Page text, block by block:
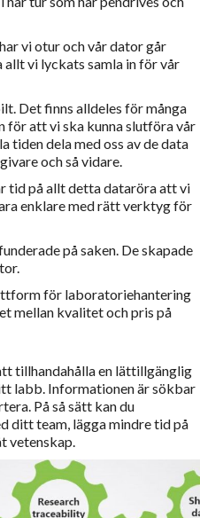
vi otur och vår dator går
allt vi lyckats samla in för vår
Det finns alldeles för många
för att vi ska kunna slutföra vår
tiden dela med oss av de data
och så vidare.
tid på allt detta dataröra att vi
enklare med rätt verktyg för
på saken. De skapade
för laboratoriehantering
mellan kvalitet och pris på
tillhandahålla en lättillgänglig
labb. Informationen är sökbar
På så sätt kan du
ditt team, lägga mindre tid på
vetenskap.